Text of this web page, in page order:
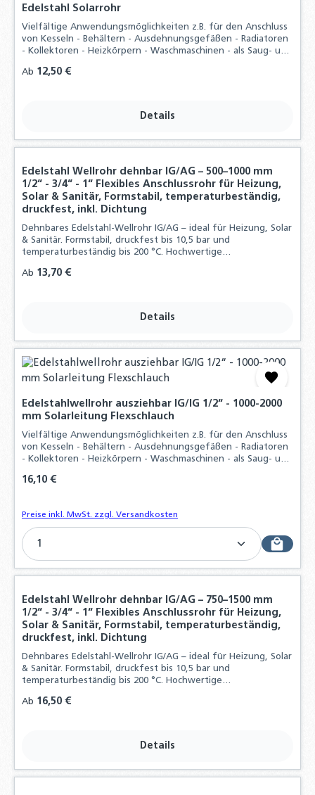
Edelstahl Solarrohr
Vielfältige Anwendungsmöglichkeiten z.B. für den Anschluss
von Kesseln - Behältern - Ausdehnungsgefäßen - Radiatoren
- Kollektoren - Heizkörpern - Waschmaschinen - als Saug- und
Materialaufwand und der präzisen
Regulärer Preis:
Ab 12,50 €
Details
Edelstahl Wellrohr dehnbar IG/AG – 500–1000 mm
1/2“ - 3/4“ - 1“ Flexibles Anschlussrohr für Heizung,
Solar & Sanitär, Formstabil, temperaturbeständig,
druckfest, inkl. Dichtung
Dehnbares Edelstahl-Wellrohr IG/AG – ideal für Heizung, Solar
& Sanitär. Formstabil, druckfest bis 10,5 bar und
temperaturbeständig bis 200 °C. Hochwertige
Regulärer Preis:
Ab 13,70 €
Details
Edelstahlwellrohr ausziehbar IG/IG 1/2“ - 1000-2000
mm Solarleitung Flexschlauch
Vielfältige Anwendungsmöglichkeiten z.B. für den Anschluss
von Kesseln - Behältern - Ausdehnungsgefäßen - Radiatoren
- Kollektoren - Heizkörpern - Waschmaschinen - als Saug- und
Materialaufwand und der präzisen
Regulärer Preis:
16,10 €
Preise inkl. MwSt. zzgl. Versandkosten
Produkt Anzahl: Gib den gewünschten Wert
Edelstahl Wellrohr dehnbar IG/AG – 750–1500 mm
1/2“ - 3/4“ - 1“ Flexibles Anschlussrohr für Heizung,
Solar & Sanitär, Formstabil, temperaturbeständig,
druckfest, inkl. Dichtung
Dehnbares Edelstahl-Wellrohr IG/AG – ideal für Heizung, Solar
& Sanitär. Formstabil, druckfest bis 10,5 bar und
temperaturbeständig bis 200 °C. Hochwertige
Regulärer Preis:
Ab 16,50 €
Details